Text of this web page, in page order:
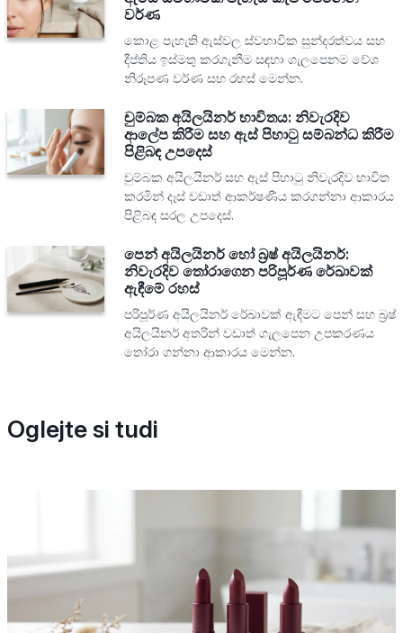
වර්ණ
කොළ පැහැති ඇස්වල ස්වභාවික සුන්දරත්වය සහ
දීප්තිය ඉස්මතු කරගැනීම සඳහා ගැලපෙනම වේශ
නිරූපණ වර්ණ සහ රහස් මෙන්න.
චුම්බක අයිලයිනර් භාවිතය: නිවැරදිව
ආලේප කිරීම සහ ඇස් පිහාටු සම්බන්ධ කිරීම
පිළිබඳ උපදෙස්
චුම්බක අයිලයිනර් සහ ඇස් පිහාටු නිවැරදිව භාවිත
කරමින් දෑස් වඩාත් ආකර්ෂණීය කරගන්නා ආකාරය
පිළිබඳ සරල උපදෙස්.
පෙන් අයිලයිනර් හෝ බ්‍රෂ් අයිලයිනර්:
නිවැරදිව තෝරාගෙන පරිපූර්ණ රේඛාවක්
ඇඳීමේ රහස්
පරිපූර්ණ අයිලයිනර් රේඛාවක් ඇඳීමට පෙන් සහ බ්‍රෂ්
අයිලයිනර් අතරින් වඩාත් ගැලපෙන උපකරණය
තෝරා ගන්නා ආකාරය මෙන්න.
Oglejte si tudi